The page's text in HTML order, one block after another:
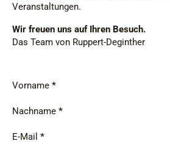
Veranstaltungen.
Wir freuen uns auf Ihren Besuch.
Das Team von Ruppert-Deginther
Kontaktdaten
Vorname *
Nachname *
E-Mail *